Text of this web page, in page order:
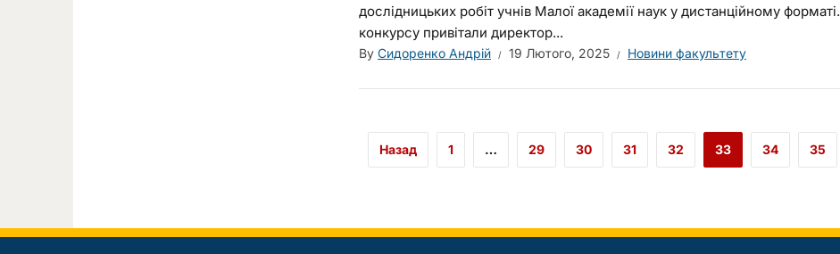
дослідницьких робіт учнів Малої академії наук у дистанційному форматі.
конкурсу привітали директор...
By Сидоренко Андрій 19 Лютого, 2025 Новини факультету
Назад 1 … 29 30 31 32 33 34 35